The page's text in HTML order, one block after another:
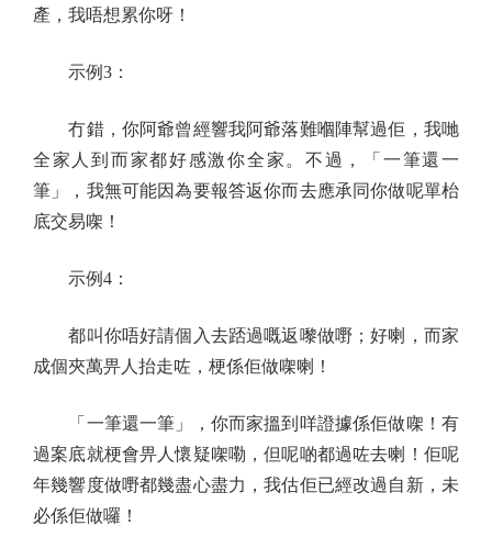
產，我唔想累你呀！
示例3：
冇錯，你阿爺曾經響我阿爺落難嗰陣幫過佢，我哋
全家人到而家都好感激你全家。不過，「一筆還一
筆」，我無可能因為要報答返你而去應承同你做呢單枱
底交易㗎！
示例4：
都叫你唔好請個入去踎過嘅返嚟做嘢；好喇，而家
成個夾萬畀人抬走咗，梗係佢做㗎喇！
「一筆還一筆」，你而家搵到咩證據係佢做㗎！有
過案底就梗會畀人懷疑㗎嘞，但呢啲都過咗去喇！佢呢
年幾響度做嘢都幾盡心盡力，我估佢已經改過自新，未
必係佢做囉！